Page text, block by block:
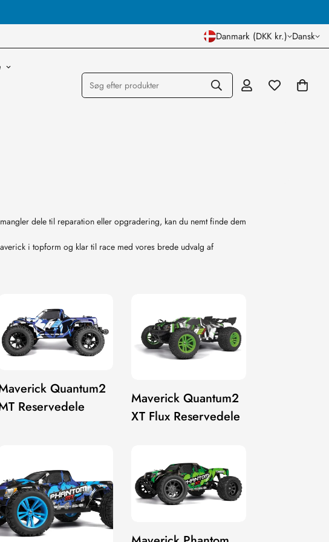
Danmark (DKK kr.) Dansk
Søg efter produkter
dele til reparation eller opgradering, kan du nemt finde dem
i topform og klar til race med vores brede udvalg af
Quantum2
Reservedele
Maverick Quantum2
XT Flux Reservedele